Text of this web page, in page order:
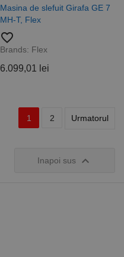
Masina de slefuit Girafa GE 7
MH-T, Flex
favorite_border
Brands: Flex
6.099,01 lei
1 2 Urmatorul
Inapoi sus 